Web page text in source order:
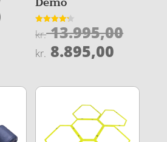
oprindelige
kr. 1.495,00.
Den
aktuelle
Vurderet
4.2
kr.13.995,00Den
kr.
kr. 8.895,00
pris
kr.